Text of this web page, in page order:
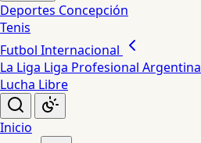
Deportes Concepción
Tenis
Futbol Internacional
La Liga Liga Profesional Argentina
Lucha Libre
Inicio